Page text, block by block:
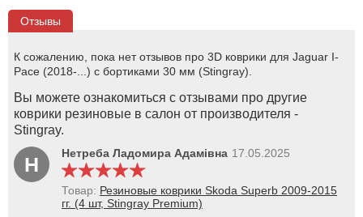
Отзывы
К сожалению, пока нет отзывов про 3D коврики для Jaguar I-
Pace (2018-...) с бортиками 30 мм (Stingray).
Вы можете ознакомиться с отзывами про другие
коврики резиновые в салон от производителя -
Stingray.
Н Нетреба Ладомира Адамівна 17.05.2025
Товар: Резиновые коврики Skoda Superb 2009-2015
гг. (4 шт, Stingray Premium)